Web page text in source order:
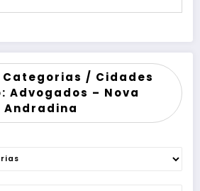
Categorias / Cidades
Advogados – Nova
Andradina